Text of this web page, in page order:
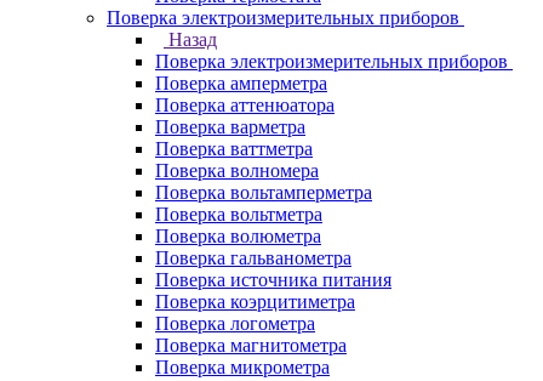
Поверка электроизмерительных приборов
Назад
Поверка электроизмерительных приборов
Поверка амперметра
Поверка аттенюатора
Поверка варметра
Поверка ваттметра
Поверка волномера
Поверка вольтамперметра
Поверка вольтметра
Поверка волюметра
Поверка гальванометра
Поверка источника питания
Поверка коэрцитиметра
Поверка логометра
Поверка магнитометра
Поверка микрометра